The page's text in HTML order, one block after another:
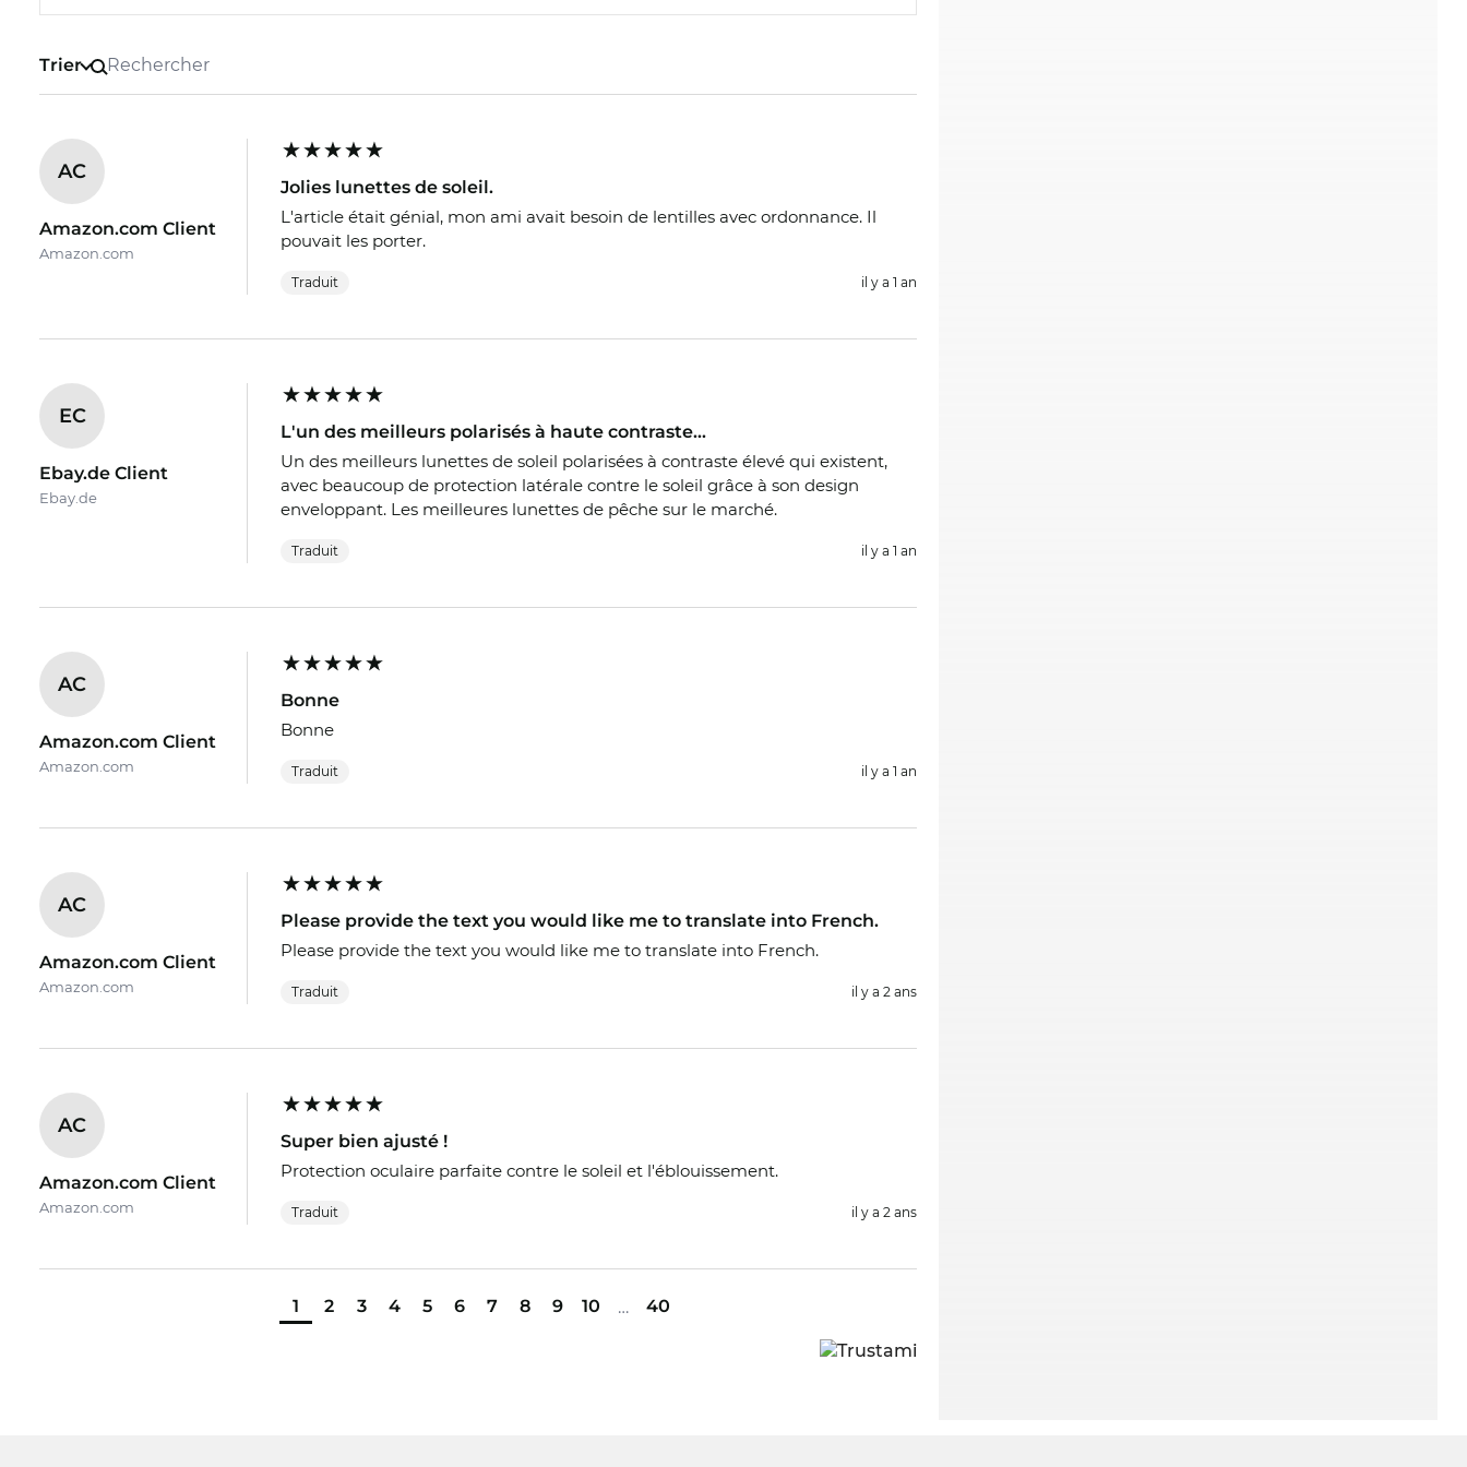
Trier
AC
Amazon.com Client
Amazon.com
Jolies lunettes de soleil.
L'article était génial, mon ami avait besoin de lentilles avec ordonnance. Il
pouvait les porter.
Traduit il y a 1 an
EC
Ebay.de Client
Ebay.de
L'un des meilleurs polarisés à haute contraste...
Un des meilleurs lunettes de soleil polarisées à contraste élevé qui existent,
avec beaucoup de protection latérale contre le soleil grâce à son design
enveloppant. Les meilleures lunettes de pêche sur le marché.
Traduit il y a 1 an
AC
Amazon.com Client
Amazon.com
Bonne
Bonne
Traduit il y a 1 an
AC
Amazon.com Client
Amazon.com
Please provide the text you would like me to translate into French.
Please provide the text you would like me to translate into French.
Traduit il y a 2 ans
AC
Amazon.com Client
Amazon.com
Super bien ajusté !
Protection oculaire parfaite contre le soleil et l'éblouissement.
Traduit il y a 2 ans
1 2 3 4 5 6 7 8 9 10 … 40